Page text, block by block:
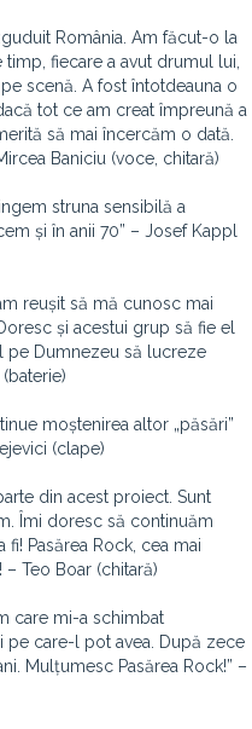
România. Am făcut-o la
fiecare a avut drumul lui,
scenă. A fost întotdeauna o
tot ce am creat împreună a
să mai încercăm o dată.
Baniciu (voce, chitară)
struna sensibilă a
și în anii 70” – Josef Kappl
reușit să mă cunosc mai
și acestui grup să fie el
pe Dumnezeu să lucreze
moștenirea altor „păsări”
(clape)
din acest proiect. Sunt
Îmi doresc să continuăm
Pasărea Rock, cea mai
Teo Boar (chitară)
care mi-a schimbat
pe care-l pot avea. După zece
Mulțumesc Pasărea Rock!” –